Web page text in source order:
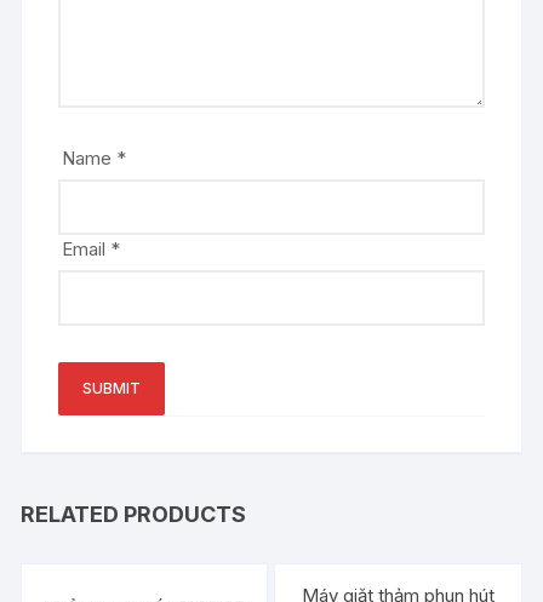
Name *
Email *
RELATED PRODUCTS
Máy giặt thảm phun hút